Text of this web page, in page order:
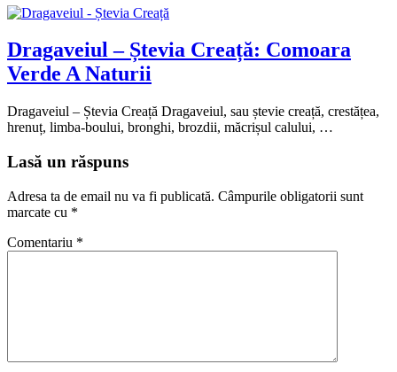
Dragaveiul – Ștevia Creață: Comoara
Verde A Naturii
Dragaveiul – Ștevia Creață Dragaveiul, sau ștevie creață, crestățea,
hrenuț, limba-boului, bronghi, brozdii, măcrișul calului, …
Lasă un răspuns
Adresa ta de email nu va fi publicată. Câmpurile obligatorii sunt
marcate cu *
Comentariu *